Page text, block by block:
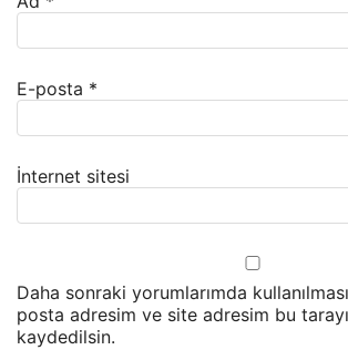
E-posta *
İnternet sitesi
Daha sonraki yorumlarımda
posta adresim ve site adresim bu
kaydedilsin.